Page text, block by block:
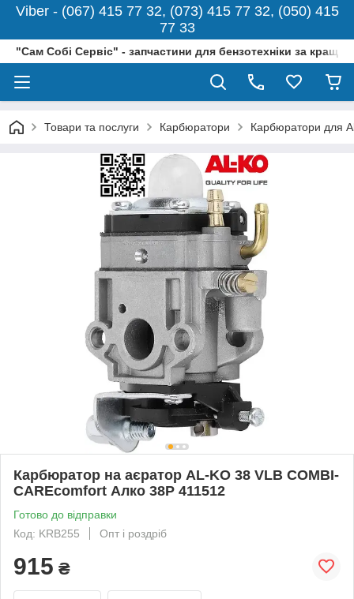
Viber - (067) 415 77 32, (073) 415 77 32, (050) 415
77 33
"Сам Собі Сервіс" - запчастини для бензотехніки за
Товари та послуги Карбюратори Карбюратори для
Карбюратор на аєратор AL-KO 38 VLB COMBI-
CAREcomfort Алко 38P 411512
Готово до відправки
Код: KRB255
Опт і роздріб
915 ₴